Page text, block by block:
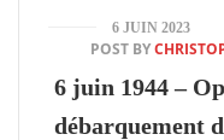
6 JUIN 2023
POST BY
6 juin 1944 –
débarquement